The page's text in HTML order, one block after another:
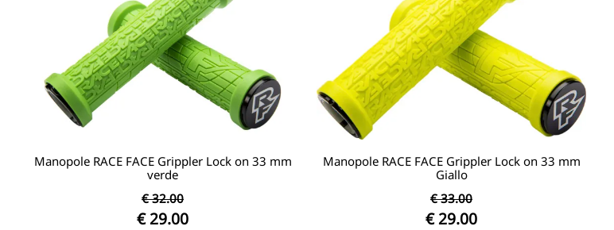
Manopole RACE FACE Grippler Lock on 33 mm
verde
€ 32.00
€ 29.00
Manopole RACE FACE Grippler Lock on 33 mm
Giallo
€ 33.00
€ 29.00